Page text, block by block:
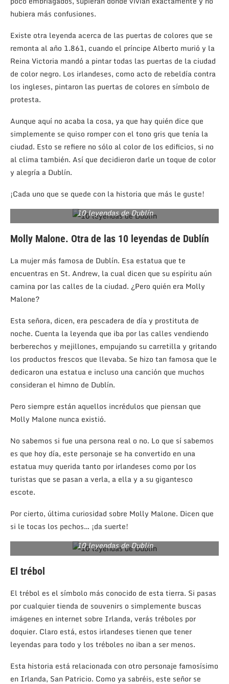
hubiera más confusiones.
Existe otra leyenda acerca de las puertas de colores que se
remonta al año 1.861, cuando el príncipe Alberto murió y la
Reina Victoria mandó a pintar todas las puertas de la ciudad
de color negro. Los irlandeses, como acto de rebeldía contra
los ingleses, pintaron las puertas de colores en símbolo de
protesta.
Aunque aquí no acaba la cosa, ya que hay quién dice que
simplemente se quiso romper con el tono gris que tenía la
ciudad. Esto se refiere no sólo al color de los edificios, si no
al clima también. Así que decidieron darle un toque de color
y alegría a Dublín.
¡Cada uno que se quede con la historia que más le guste!
10 leyendas de Dublín
Molly Malone. Otra de las 10 leyendas de Dublín
La mujer más famosa de Dublín. Esa estatua que te
encuentras en St. Andrew, la cual dicen que su espíritu aún
camina por las calles de la ciudad. ¿Pero quién era Molly
Malone?
Esta señora, dicen, era pescadera de día y prostituta de
noche. Cuenta la leyenda que iba por las calles vendiendo
berberechos y mejillones, empujando su carretilla y gritando
los productos frescos que llevaba. Se hizo tan famosa que le
dedicaron una estatua e incluso una canción que muchos
consideran el himno de Dublín.
Pero siempre están aquellos incrédulos que piensan que
Molly Malone nunca existió.
No sabemos si fue una persona real o no. Lo que sí sabemos
es que hoy día, este personaje se ha convertido en una
estatua muy querida tanto por irlandeses como por los
turistas que se pasan a verla, a ella y a su gigantesco
escote.
Por cierto, última curiosidad sobre Molly Malone. Dicen que
si le tocas los pechos… ¡da suerte!
10 leyendas de Dublin
El trébol
El trébol es el símbolo más conocido de esta tierra. Si pasas
por cualquier tienda de souvenirs o simplemente buscas
imágenes en internet sobre Irlanda, verás tréboles por
doquier. Claro está, estos irlandeses tienen que tener
leyendas para todo y los tréboles no iban a ser menos.
Esta historia está relacionada con otro personaje famosísimo
en Irlanda, San Patricio. Como ya sabréis, este señor se